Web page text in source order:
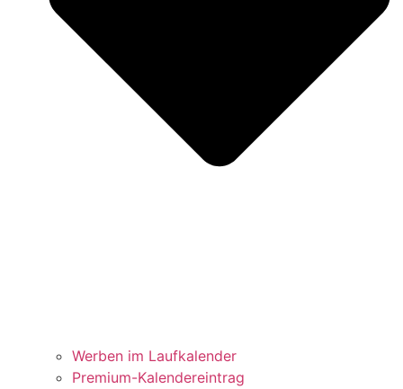
Werben im Laufkalender
Premium-Kalendereintrag